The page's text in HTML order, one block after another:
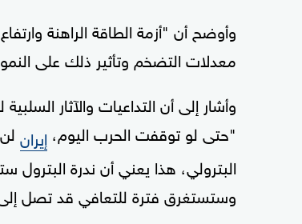
وأوضح أن "أزمة الطاقة الراهنة
معدلات التضخم وتأثير ذلك على
وأشار إلى أن التداعيات والآثار
"حتى لو توقفت الحرب اليوم، إيران
البترولي، هذا يعني أن ندرة
وستستغرق فترة للتعافي قد تصل إلى